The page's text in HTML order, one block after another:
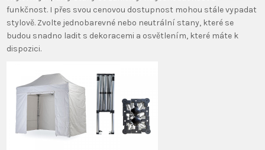
funkčnost. I přes svou cenovou dostupnost mohou stále vypadat
stylově. Zvolte jednobarevné nebo neutrální stany, které se
budou snadno ladit s dekoracemi a osvětlením, které máte k
dispozici.